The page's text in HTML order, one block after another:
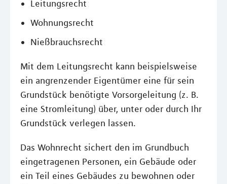
Leitungsrecht
Wohnungsrecht
Nießbrauchsrecht
Mit dem Leitungsrecht kann beispielsweise
ein angrenzender Eigentümer eine für sein
Grundstück benötigte Vorsorgeleitung (z. B.
eine Stromleitung) über, unter oder durch Ihr
Grundstück verlegen lassen.
Das Wohnrecht sichert den im Grundbuch
eingetragenen Personen, ein Gebäude oder
ein Teil eines Gebäudes zu bewohnen oder